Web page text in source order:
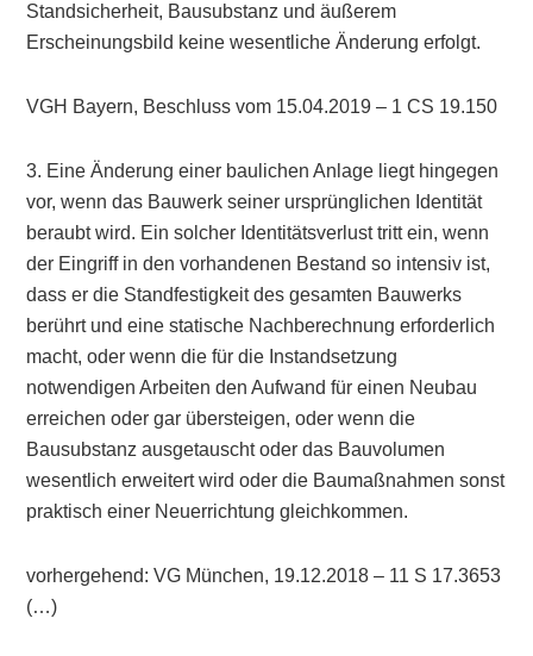
Standsicherheit, Bausubstanz und äußerem
Erscheinungsbild keine wesentliche Änderung erfolgt.
VGH Bayern, Beschluss vom 15.04.2019 – 1 CS 19.150
3. Eine Änderung einer baulichen Anlage liegt hingegen
vor, wenn das Bauwerk seiner ursprünglichen Identität
beraubt wird. Ein solcher Identitätsverlust tritt ein, wenn
der Eingriff in den vorhandenen Bestand so intensiv ist,
dass er die Standfestigkeit des gesamten Bauwerks
berührt und eine statische Nachberechnung erforderlich
macht, oder wenn die für die Instandsetzung
notwendigen Arbeiten den Aufwand für einen Neubau
erreichen oder gar übersteigen, oder wenn die
Bausubstanz ausgetauscht oder das Bauvolumen
wesentlich erweitert wird oder die Baumaßnahmen sonst
praktisch einer Neuerrichtung gleichkommen.
vorhergehend: VG München, 19.12.2018 – 11 S 17.3653
(…)